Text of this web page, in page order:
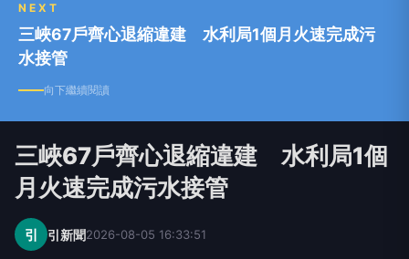
NEXT
三峽67戶齊心退縮違建 水利局1個月火速完成污
水接管
向下繼續閱讀
三峽67戶齊心退縮違建 水利局1個
月火速完成污水接管
引 引新聞2026-08-05 16:33:51